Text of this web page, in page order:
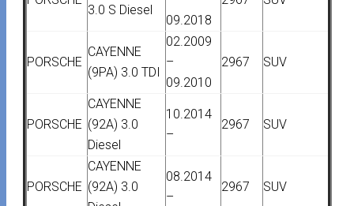
3.0 S Diesel
09.2018
PORSCHE
CAYENNE
(9PA) 3.0 TDI
02.2009
–
09.2010
2967 SUV
PORSCHE
CAYENNE
(92A) 3.0
Diesel
10.2014
–
2967 SUV
PORSCHE
CAYENNE
(92A) 3.0
08.2014
–
2967 SUV